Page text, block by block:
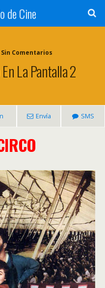
de Cine
Sin Comentarios
La Pantalla 2
Envía SMS